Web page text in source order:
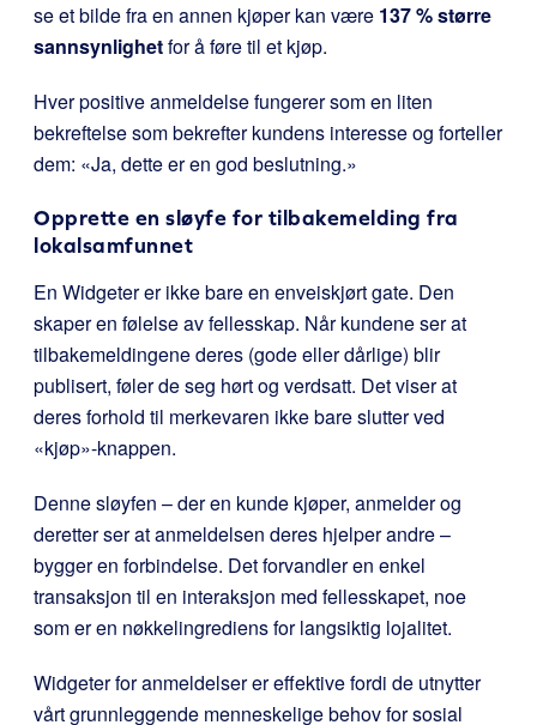
se et bilde fra en annen kjøper kan være 137 % større
sannsynlighetfor å føre til et kjøp.
Hver positive anmeldelse fungerer som en liten
bekreftelse som bekrefter kundens interesse og forteller
dem: «Ja, dette er en god beslutning.»
Opprette en sløyfe for tilbakemelding fra
lokalsamfunnet
En Widgeter er ikke bare en enveiskjørt gate. Den
skaper en følelse av fellesskap. Når kundene ser at
tilbakemeldingene deres (gode eller dårlige) blir
publisert, føler de seg hørt og verdsatt. Det viser at
deres forhold til merkevaren ikke bare slutter ved
«kjøp»-knappen.
Denne sløyfen – der en kunde kjøper, anmelder og
deretter ser at anmeldelsen deres hjelper andre –
bygger en forbindelse. Det forvandler en enkel
transaksjon til en interaksjon med fellesskapet, noe
som er en nøkkelingrediens for langsiktig lojalitet.
Widgeter for anmeldelser er effektive fordi de utnytter
vårt grunnleggende menneskelige behov for sosial